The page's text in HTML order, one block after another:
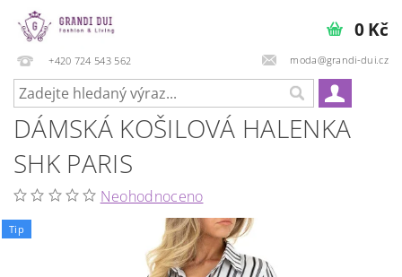
+420 724 543 562 moda@grandi-dui.cz
0 Kč
DÁMSKÁ KOŠILOVÁ HALENKA
SHK PARIS
Neohodnoceno
Tip